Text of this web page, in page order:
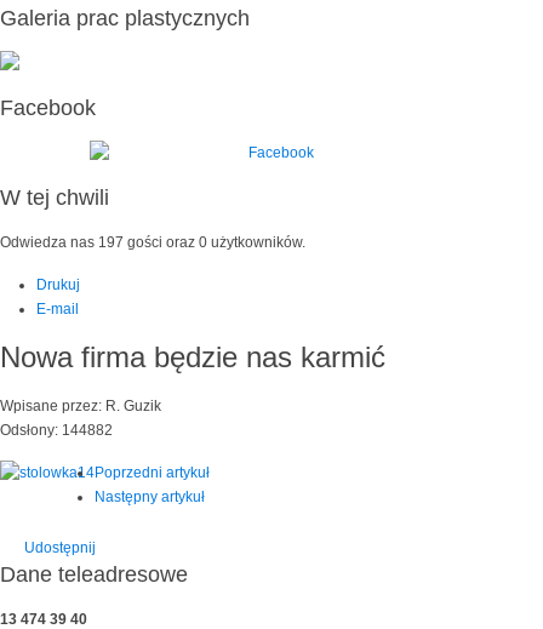
Galeria prac plastycznych
Facebook
W tej chwili
Odwiedza nas 197 gości oraz 0 użytkowników.
Drukuj
E-mail
Nowa firma będzie nas karmić
Wpisane przez: R. Guzik
Odsłony: 144882
Poprzedni artykuł
Następny artykuł
Udostępnij
Dane teleadresowe
13 474 39 40